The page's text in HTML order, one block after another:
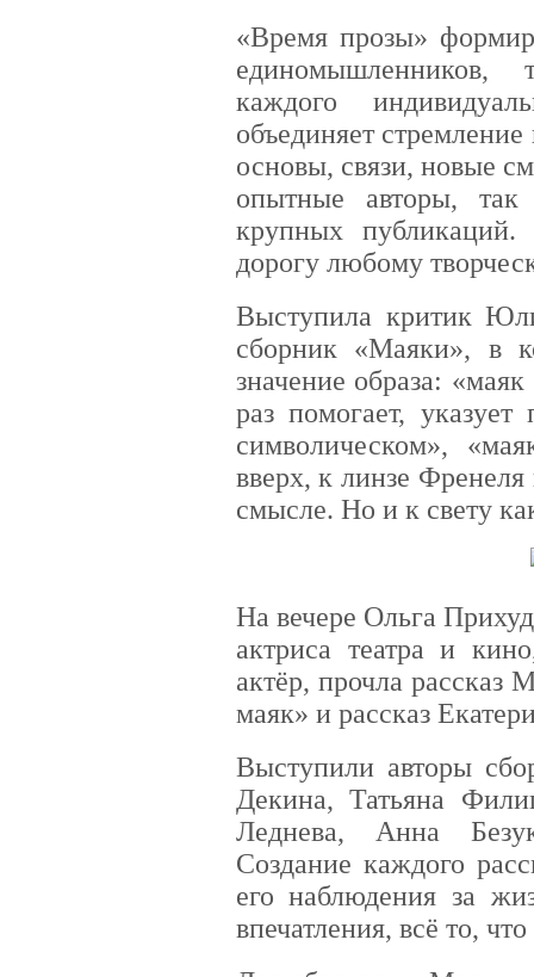
«Время прозы»
единомышленников,
каждого
объединяет
основы, связи, новые
опытные авторы,
крупных публикаций.
дорогу любому
Выступила критик
сборник «Маяки», в
значение образа:
раз помогает,
символическом»,
вверх, к линзе
смысле. Но и к свету
На вечере Ольга
актриса театра и
актёр, прочла рассказ
маяк» и рассказ
Выступили авторы
Декина, Татьяна
Леднева, Анна
Создание каждого
его наблюдения за
впечатления, всё то,